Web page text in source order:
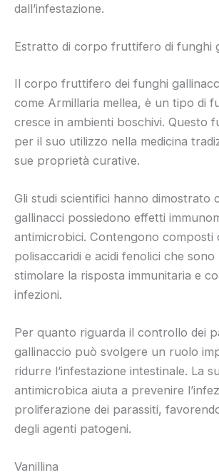
dall’infestazione.
Estratto di corpo fruttifero di funghi
Il corpo fruttifero dei funghi
come Armillaria mellea, è un tipo di
cresce in ambienti boschivi. Questo
per il suo utilizzo nella medicina
sue proprietà curative.
Gli studi scientifici hanno dimostrato
gallinacci possiedono effetti
antimicrobici. Contengono composti
polisaccaridi e acidi fenolici che
stimolare la risposta immunitaria e
infezioni.
Per quanto riguarda il controllo dei
gallinaccio può svolgere un ruolo
ridurre l’infestazione intestinale. La
antimicrobica aiuta a prevenire
proliferazione dei parassiti,
degli agenti patogeni.
Vanillina